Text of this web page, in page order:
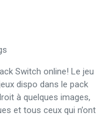
Switch online! Le jeu
dispo dans le pack
à quelques images,
et tous ceux qui n’ont